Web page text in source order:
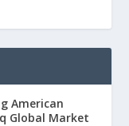
American
Global Market